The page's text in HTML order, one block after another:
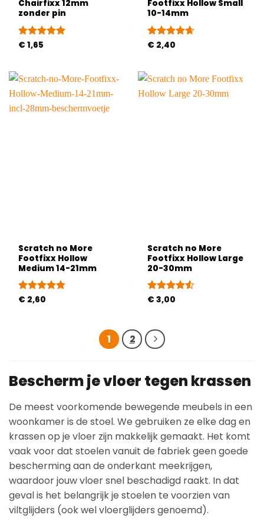
Chairfixx 12mm
zonder pin
Gewaardeerd
€ 1,65
Footfixx Hollow Small
10-14mm
Gewaardeerd
€ 2,40
Scratch no More
Footfixx Hollow
Medium 14-21mm
Gewaardeerd
€ 2,60
Scratch no More
Footfixx Hollow Large
20-30mm
Gewaardeerd
€ 3,00
1 2
Bescherm je vloer tegen krassen
De meest voorkomende bewegende meubels in een
woonkamer is de stoel. We gebruiken ze elke dag en
krassen op je vloer zijn makkelijk gemaakt. Het komt
vaak voor dat stoelen vanuit de fabriek geen goede
bescherming aan de onderkant meekrijgen,
waardoor jouw vloer snel beschadigd raakt. In dat
geval is het belangrijk je stoelen te voorzien van
viltglijders (ook wel vloerglijders genoemd).